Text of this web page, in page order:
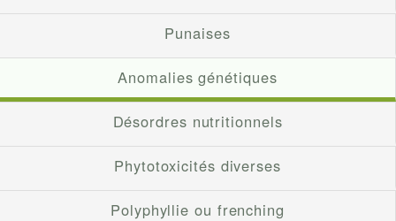
Punaises
Anomalies génétiques
Désordres nutritionnels
Phytotoxicités diverses
Polyphyllie ou frenching